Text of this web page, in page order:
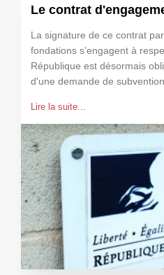
Le contrat
La signature de ce contrat
fondations s'engagent à
République est désormais
d'une demande de
Lire la suite...